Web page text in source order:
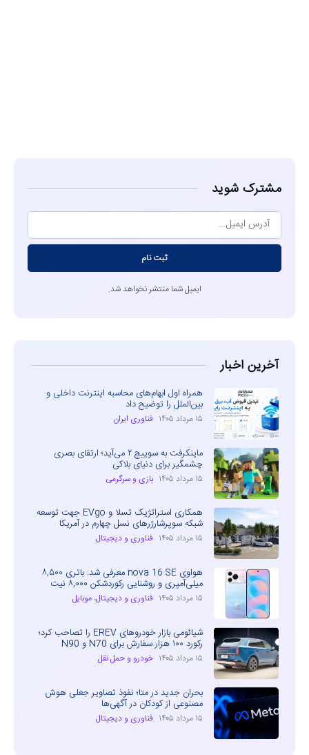
مشترک شوید
ثبت نام
ایمیل شما منتشر نخواهد شد.
آخرین اخبار
همراه اول ابهام‌های محاسبه اینترنت داخلی و
بین‌الملل را توضیح داد
۱۵ مرداد ۱۴۰۵ فناوری ایران
ماینکرفت به سوییچ ۲ می‌آید؛ ارتقای بصری
چشمگیر برای دنیای بلاکی
۱۵ مرداد ۱۴۰۵ بازی و سرگرمی
همکاری استراتژیک تسلا و EVgo جهت توسعه
شبکه سوپرشارژرهای نسل چهارم در آمریکا
۱۵ مرداد ۱۴۰۵ فناوری و دیجیتال
هواوی nova 16 SE معرفی شد: باتری ۸,۵۰۰
میلی‌آمپری و روشنایی رکوردشکن ۸,۰۰۰ نیت
۱۵ مرداد ۱۴۰۵ فناوری و دیجیتال، موبایل
شیائومی بازار خودروهای EREV را تصاحب کرد؛
رکورد ۱۰۰ هزار سفارش برای N70 و N90
۱۵ مرداد ۱۴۰۵ خودرو و حمل نقل
بحران جدید در متا؛ نفوذ تصاویر جعلی هوش
مصنوعی از کودکان در آگهی‌ها
۱۵ مرداد ۱۴۰۵ فناوری و دیجیتال